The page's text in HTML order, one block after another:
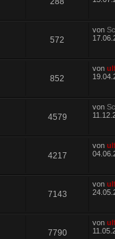
572
von
852
von
4579
von
4217
von
7143
von
7790
von